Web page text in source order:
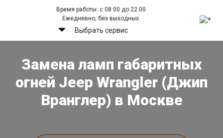
Время работы: с 08:00 до 22:00
Ежедневно, без выходных.
Выбрать сервис
Замена ламп габаритных
огней Jeep Wrangler (Джип
Вранглер) в Москве